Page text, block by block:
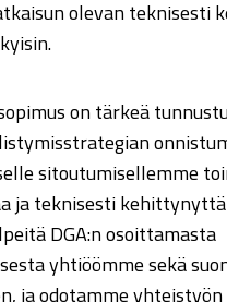
olevan teknisesti
on tärkeä
sitoutumisellemme
ja teknisesti
DGA:n osoittamasta
yhtiöömme sekä
ja odotamme